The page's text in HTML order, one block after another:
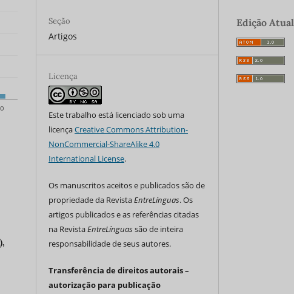
Seção
Artigos
Licença
Este trabalho está licenciado sob uma
licençaCreative Commons Attribution-
NonCommercial-ShareAlike 4.0
International License.
Os manuscritos aceitos e publicados são de
propriedade da RevistaEntreLínguas. Os
artigos publicados e as referências citadas
na RevistaEntreLínguas são de inteira
responsabilidade de seus autores.
Transferência de direitos autorais –
autorização para publicação
Edição Atual